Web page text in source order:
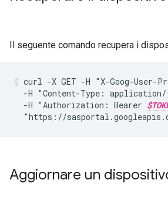
Il seguente comando recupera i
curl -X GET -H "X-Goog-User-
-H "Content-Type: application/
-H "Authorization: Bearer
"https://
Aggiornare un